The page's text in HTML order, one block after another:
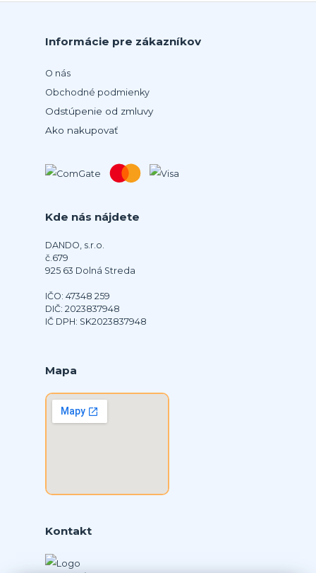
Informácie pre zákazníkov
O nás
Obchodné podmienky
Odstúpenie od zmluvy
Ako nakupovať
Kde nás nájdete
DANDO, s.r.o.
č.679
925 63 Dolná Streda
IČO: 47348 259
DIČ: 2023837948
IČ DPH: SK2023837948
Mapa
Kontakt